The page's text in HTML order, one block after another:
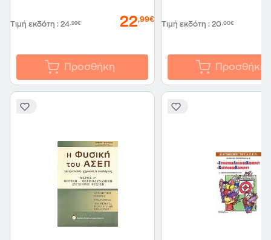
Τιμή εκδότη : 24,99€ 22,99€
Προσθήκη
Τιμή εκδότη : 20,00€
Προσθήκη